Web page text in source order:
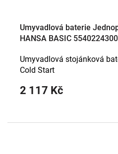
Umyvadlová baterie
HANSA BASIC
2 117 Kč
Umyvadlová stojánková
Cold Start